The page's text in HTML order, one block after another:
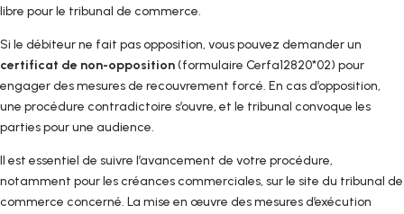
libre pour le tribunal de commerce.
Si le débiteur ne fait pas opposition, vous pouvez demander un
certificat de non-opposition(formulaire Cerfa12820*02) pour
engager des mesures de recouvrement forcé. En cas d’opposition,
une procédure contradictoire s’ouvre, et le tribunal convoque les
parties pour une audience.
Il est essentiel de suivre l’avancement de votre procédure,
notamment pour les créances commerciales, sur le site du tribunal de
commerce concerné. La mise en œuvre des mesures d’exécution